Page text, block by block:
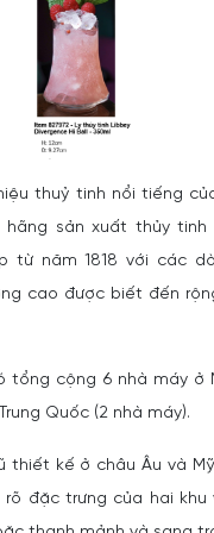
thuỷ tinh nổi tiếng
hãng sản xuất thủy
từ năm 1818 với các
cao được biết đến
tổng cộng 6 nhà máy ở
Quốc (2 nhà máy).
thiết kế ở châu Âu và
đặc trưng của hai khu